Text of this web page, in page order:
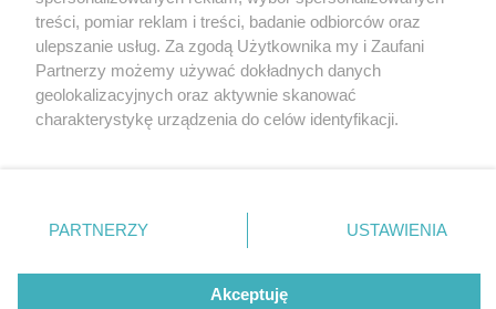
Nie zapomnij
zapoznać się z:
polityką prywatności regulamin korzystania z portali
Twojemiasto
Piekary Śląskie
Chorzów
Tarnowskie Góry
Gliwice
Skontakuj sięz nami
Kontakt
Wydawca
Redakcja
treści, pomiar reklam i treści, badanie odbiorców oraz
ulepszanie usług. Za zgodą Użytkownika my i Zaufani
Partnerzy możemy używać dokładnych danych
geolokalizacyjnych oraz aktywnie skanować
charakterystykę urządzenia do celów identyfikacji.
zmienić/wycofać klikając przycisk ustawień prywatności
znajdujący się w lewym dolnym rogu strony
rodzaje przetwarzania danych nie wymagają zgody
użytkownika, ale masz prawo sprzeciwić się takiemu
PARTNERZY USTAWIENIA
Akceptuję